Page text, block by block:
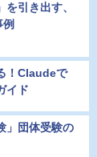
引き出す、
！Claudeで
イド
」団体受験の